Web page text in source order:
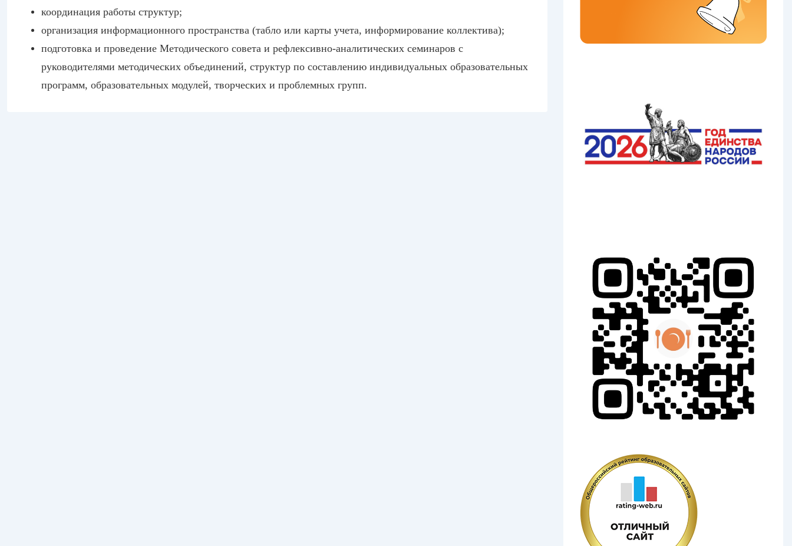
координация работы структур;
организация информационного пространства (табло или карты учета, информирование коллектива);
подготовка и проведение Методического совета и рефлексивно-аналитических семинаров с
руководителями методических объединений, структур по составлению индивидуальных образовательных
программ, образовательных модулей, творческих и проблемных групп.